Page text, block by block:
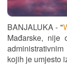
BANJALUKA - "
Mađarske, nije
kojih je umjesto